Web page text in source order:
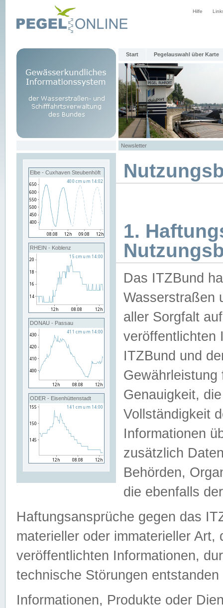
Hilfe
Start Pegelauswahl über Karte
Newsletter
Elbe - Cuxhaven Steubenhöft
RHEIN - Koblenz
DONAU - Passau
ODER - Eisenhüttenstadt
1.
Das ITZBund
Wasserstraßen
aller Sorgfalt
veröffentlichten
ITZBund und
Genauigkeit,
Vollständigkeit
Informationen
zusätzlich
Behörden,
die ebenfalls
Haftungsansprüche gegen das
materieller oder immaterieller
veröffentlichten Informationen,
technische Störungen
Informationen, Produkte oder